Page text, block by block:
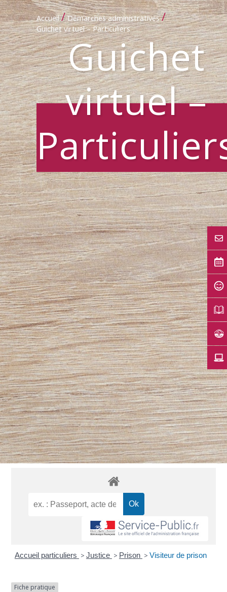
Accueil / Démarches administratives /
Guichet virtuel – Particuliers
Guichet
virtuel –
Accueil particuliers > Justice > Prison > Visiteur de prison
Fiche pratique